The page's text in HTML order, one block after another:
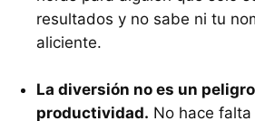
resultados y no sabe ni tu
aliciente.
La diversión no es un
productividad. No hace